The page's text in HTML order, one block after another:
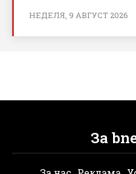
НЕДЕЛЯ, 9 АВГУСТ 2026
За